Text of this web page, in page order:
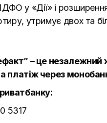
у «Дії» і
утримує двох та
– це незалежний
платіж через
5317